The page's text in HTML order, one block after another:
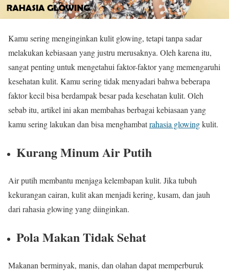
Kamu sering menginginkan kulit glowing, tetapi tanpa sadar
melakukan kebiasaan yang justru merusaknya. Oleh karena itu,
sangat penting untuk mengetahui faktor-faktor yang memengaruhi
kesehatan kulit. Kamu sering tidak menyadari bahwa beberapa
faktor kecil bisa berdampak besar pada kesehatan kulit. Oleh
sebab itu, artikel ini akan membahas berbagai kebiasaan yang
kamu sering lakukan dan bisa menghambatrahasia glowingkulit.
Kurang Minum Air Putih
Air putih membantu menjaga kelembapan kulit. Jika tubuh
kekurangan cairan, kulit akan menjadi kering, kusam, dan jauh
dari rahasia glowing yang diinginkan.
Pola Makan Tidak Sehat
Makanan berminyak, manis, dan olahan dapat memperburuk